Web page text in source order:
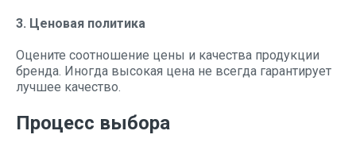
3. Ценовая политика
Оцените соотношение цены и качества продукции
бренда. Иногда высокая цена не всегда гарантирует
лучшее качество.
Процесс выбора